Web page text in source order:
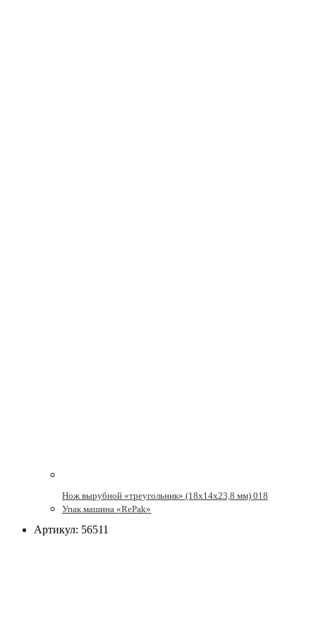
Нож вырубной «треугольник» (18х14х23,8 мм) 018
Упак.машина «RePak»
Артикул: 56511